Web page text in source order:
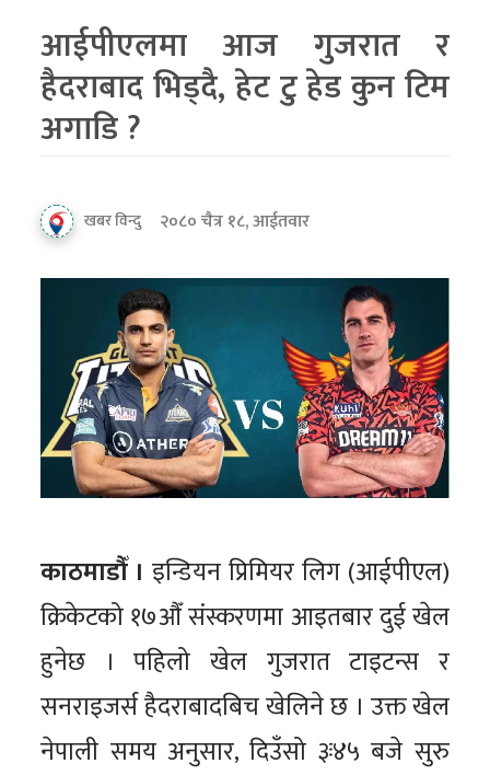
आईपीएलमा आज गुजरात र
हैदराबाद भिड्दै, हेट टु हेड कुन टिम
अगाडि ?
खबर विन्दु २०८० चैत्र १८, आईतवार
काठमाडौँ । इन्डियन प्रिमियर लिग (आईपीएल)
क्रिकेटको १७औँ संस्करणमा आइतबार दुई खेल
हुनेछ । पहिलो खेल गुजरात टाइटन्स र
सनराइजर्स हैदराबादबिच खेलिने छ । उक्त खेल
नेपाली समय अनुसार, दिउँसो ३ः४५ बजे सुरु